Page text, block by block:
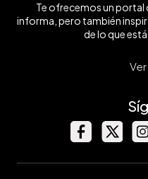
Te ofrecemos un
informa, pero también
de lo que